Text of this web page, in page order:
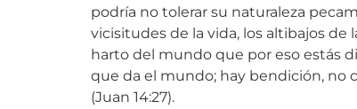
podría no tolerar su naturaleza
vicisitudes de la vida, los altibajos de
harto del mundo que por eso estás
que da el mundo; hay bendición, no
(Juan 14:27).